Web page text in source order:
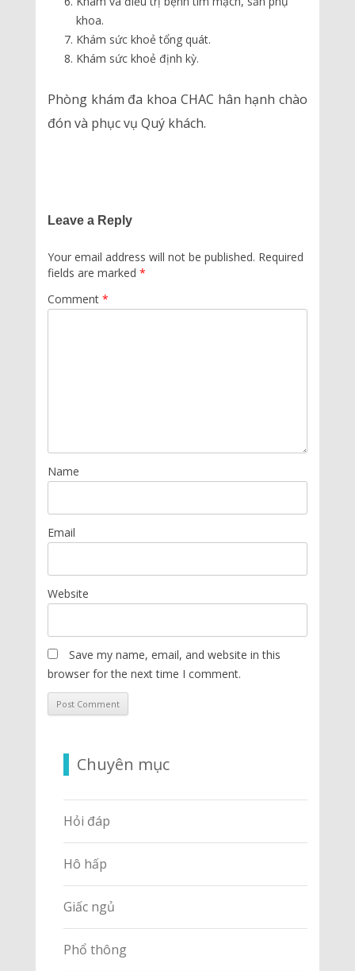
khoa.
Khám sức khoẻ tổng quát.
Khám sức khoẻ định kỳ.
Phòng khám đa khoa CHAC hân hạnh chào
đón và phục vụ Quý khách.
Leave a Reply
Your email address will not be published. Required
fields are marked *
Comment *
Name
Email
Website
Save my name, email, and website in this
browser for the next time I comment.
Chuyên mục
Hỏi đáp
Hô hấp
Giấc ngủ
Phổ thông